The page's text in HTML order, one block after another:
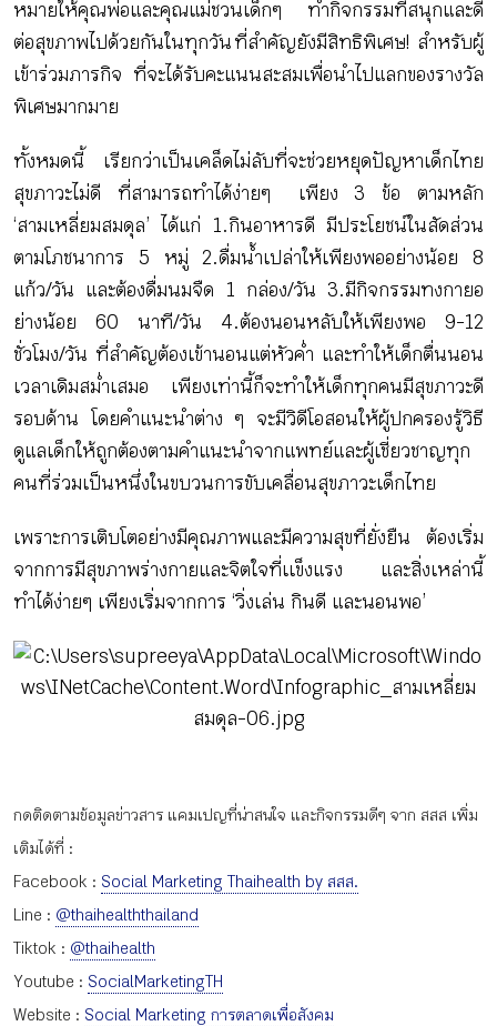
หมายให้คุณพ่อและคุณแม่ชวนเด็กๆ ทำกิจกรรมที่สนุกและดี
ต่อสุขภาพไปด้วยกันในทุกวัน ที่สำคัญยังมีสิทธิพิเศษ! สำหรับผู้
เข้าร่วมภารกิจ ที่จะได้รับคะแนนสะสมเพื่อนำไปแลกของรางวัล
พิเศษมากมาย
ทั้งหมดนี้ เรียกว่าเป็นเคล็ดไม่ลับที่จะช่วยหยุดปัญหาเด็กไทย
สุขภาวะไม่ดี ที่สามารถทำได้ง่ายๆ เพียง 3 ข้อ ตามหลัก
‘สามเหลี่ยมสมดุล’ ได้แก่ 1.กินอาหารดี มีประโยชน์ในสัดส่วน
ตามโภชนาการ 5 หมู่ 2.ดื่มน้ำเปล่าให้เพียงพออย่างน้อย 8
แก้ว/วัน และต้องดื่มนมจืด 1 กล่อง/วัน 3.มีกิจกรรมทงกายอ
ย่างน้อย 60 นาที/วัน 4.ต้องนอนหลับให้เพียงพอ 9-12
ชั่วโมง/วัน ที่สำคัญต้องเข้านอนแต่หัวค่ำ และทำให้เด็กตื่นนอน
เวลาเดิมสม่ำเสมอ เพียงเท่านี้ก็จะทำให้เด็กทุกคนมีสุขภาวะดี
รอบด้าน โดยคำแนะนำต่าง ๆ จะมีวิดีโอสอนให้ผู้ปกครองรู้วิธี
ดูแลเด็กให้ถูกต้องตามคำแนะนำจากแพทย์และผู้เชี่ยวชาญทุก
คนที่ร่วมเป็นหนึ่งในขบวนการขับเคลื่อนสุขภาวะเด็กไทย
เพราะการเติบโตอย่างมีคุณภาพและมีความสุขที่ยั่งยืน ต้องเริ่ม
จากการมีสุขภาพร่างกายและจิตใจที่เเข็งแรง และสิ่งเหล่านี้
ทำได้ง่ายๆ เพียงเริ่มจากการ ‘วิ่งเล่น กินดี และนอนพอ’
กดติดตามข้อมูลข่าวสาร แคมเปญที่น่าสนใจ และกิจกรรมดีๆ จาก สสส เพิ่ม
เติมได้ที่ :
Facebook : Social Marketing Thaihealth by สสส.
Line : @thaihealththailand
Tiktok : @thaihealth
Youtube : SocialMarketingTH
Website : Social Marketing การตลาดเพื่อสังคม